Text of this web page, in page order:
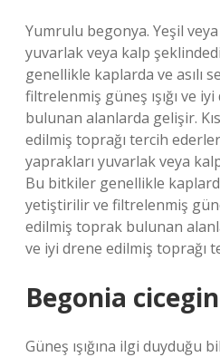
Yumrulu begonya. Yeşil
yuvarlak veya kalp
genellikle kaplarda ve asılı
filtrelenmiş güneş ışığı ve
bulunan alanlarda gelişir.
edilmiş toprağı tercih
yaprakları yuvarlak veya
Bu bitkiler genellikle
yetiştirilir ve filtrelenmiş
edilmiş toprak bulunan
ve iyi drene edilmiş toprağı
Begonia
Güneş ışığına ilgi duyduğu